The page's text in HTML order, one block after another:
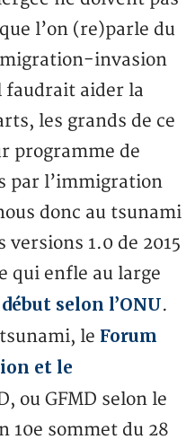
l’on (re)parle du
invasion
faudrait aider la
les grands de ce
programme de
par l’immigration
donc au tsunami
1.0 de 2015
qui enfle au large
début selon l’ONU.
tsunami, leForum
et le
ou GFMD selon le
10e sommet du 28